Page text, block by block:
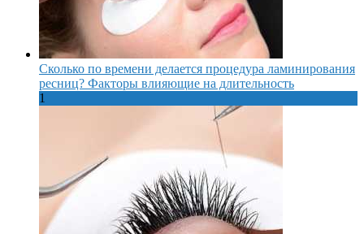
Сколько по времени делается процедура ламинирования
ресниц? Факторы влияющие на длительность
1